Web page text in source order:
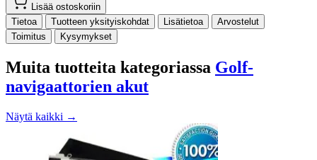
Lisää ostoskoriin
Tietoa
Tuotteen yksityiskohdat Lisätietoa
Arvostelut
Toimitus
Kysymykset
Muita tuotteita kategoriassa Golf-
navigaattorien akut
Näytä kaikki →